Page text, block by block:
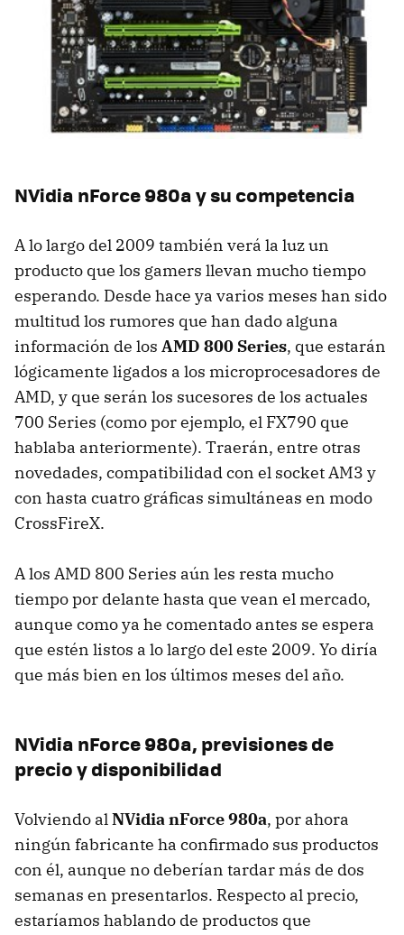
NVidia nForce 980a y su competencia
A lo largo del 2009 también verá la luz un
producto que los gamers llevan mucho tiempo
esperando. Desde hace ya varios meses han sido
multitud los rumores que han dado alguna
información de los AMD 800 Series, que estarán
lógicamente ligados a los microprocesadores de
AMD, y que serán los sucesores de los actuales
700 Series (como por ejemplo, el FX790 que
hablaba anteriormente). Traerán, entre otras
novedades, compatibilidad con el socket AM3 y
con hasta cuatro gráficas simultáneas en modo
CrossFireX.
A los AMD 800 Series aún les resta mucho
tiempo por delante hasta que vean el mercado,
aunque como ya he comentado antes se espera
que estén listos a lo largo del este 2009. Yo diría
que más bien en los últimos meses del año.
NVidia nForce 980a, previsiones de
precio y disponibilidad
Volviendo alNVidia nForce 980a, por ahora
ningún fabricante ha confirmado sus productos
con él, aunque no deberían tardar más de dos
semanas en presentarlos. Respecto al precio,
estaríamos hablando de productos que